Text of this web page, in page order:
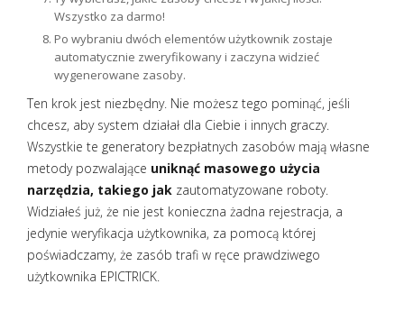
Wszystko za darmo!
Po wybraniu dwóch elementów użytkownik zostaje
automatycznie zweryfikowany i zaczyna widzieć
wygenerowane zasoby.
Ten krok jest niezbędny. Nie możesz tego pominąć, jeśli
chcesz, aby system działał dla Ciebie i innych graczy.
Wszystkie te generatory bezpłatnych zasobów mają własne
metody pozwalające uniknąć masowego użycia
narzędzia, takiego jak zautomatyzowane roboty.
Widziałeś już, że nie jest konieczna żadna rejestracja, a
jedynie weryfikacja użytkownika, za pomocą której
poświadczamy, że zasób trafi w ręce prawdziwego
użytkownika EPICTRICK.